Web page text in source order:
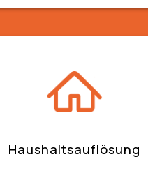
Haushaltsauflösung